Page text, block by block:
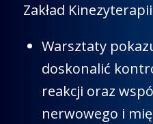
Zakład
Warsztaty
doskonalić
reakcji oraz
nerwowego i